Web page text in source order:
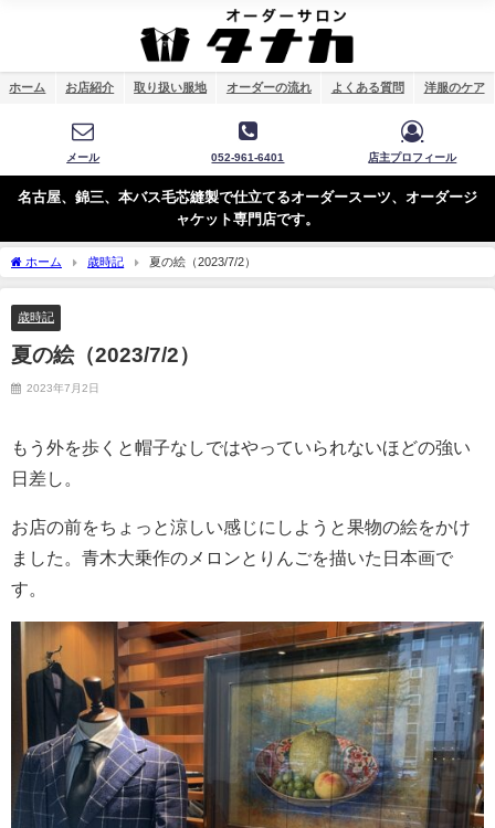
ホーム お店紹介 取り扱い服地 オーダーの流れ よくある質問 洋服のケア
メール 052-961-6401 店主プロフィール
名古屋、錦三、本バス毛芯縫製で仕立てるオーダースーツ、オーダージ
ャケット専門店です。
ホーム 歳時記 夏の絵（2023/7/2）
歳時記
夏の絵（2023/7/2）
2023年7月2日
もう外を歩くと帽子なしではやっていられないほどの強い
日差し。
お店の前をちょっと涼しい感じにしようと果物の絵をかけ
ました。青木大乗作のメロンとりんごを描いた日本画で
す。